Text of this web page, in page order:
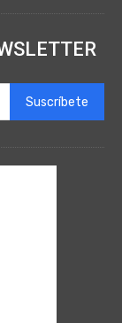
Suscríbete